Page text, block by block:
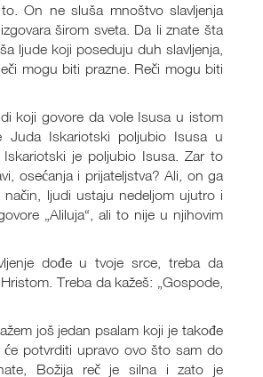
On ne sluša mnoštvo slavljenja
širom sveta. Da li znate šta
ljude koji poseduju duh slavljenja,
mogu biti prazne. Reči mogu biti
koji govore da vole Isusa u istom
Iskariotski poljubio Isusa u
Iskariotski je poljubio Isusa. Zar to
osećanja i prijateljstva? Ali, on ga
način, ljudi ustaju nedeljom ujutro i
„Aliluja“, ali to nije u njihovim
dođe u tvoje srce, treba da
Treba da kažeš: „Gospode,
još jedan psalam koji je takođe
potvrditi upravo ovo što sam do
Božija reč je silna i zato je